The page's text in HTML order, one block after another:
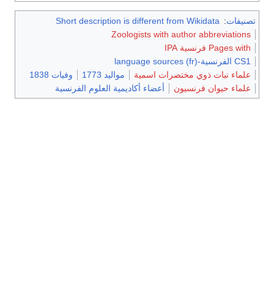
تصنيفات:
Short description is different from Wikidata
Zoologists with author abbreviations
Pages with فرنسية IPA
CS1 الفرنسية-language sources (fr)
علماء نبات ذوي مختصرات اسمية
مواليد 1773
وفيات 1838
علماء حيوان فرنسيون
أعضاء أكاديمية العلوم الفرنسية